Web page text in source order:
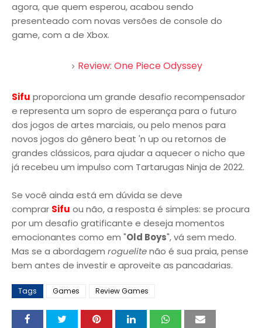
agora, que quem esperou, acabou sendo
presenteado com novas versões de console do
game, com a de Xbox.
Review: One Piece Odyssey
Sifu proporciona um grande desafio recompensador
e representa um sopro de esperança para o futuro
dos jogos de artes marciais, ou pelo menos para
novos jogos do gênero beat 'n up ou retornos de
grandes clássicos, para ajudar a aquecer o nicho que
já recebeu um impulso com Tartarugas Ninja de 2022.
Se você ainda está em dúvida se deve
comprar Sifu ou não, a resposta é simples: se procura
por um desafio gratificante e deseja momentos
emocionantes como em "Old Boys", vá sem medo.
Mas se a abordagem roguelitenão é sua praia, pense
bem antes de investir e aproveite as pancadarias.
Tags Games Review Games